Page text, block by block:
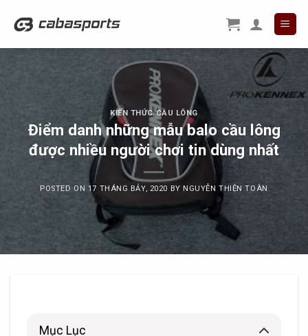
KIẾN THỨC CẦU LÔNG
Điểm danh những mẫu balo cầu lông
được nhiều người chơi tin dùng nhất
POSTED ON 17 THÁNG BẢY, 2020 BY NGUYỄN THIỆN TOÀN
Mục Lục